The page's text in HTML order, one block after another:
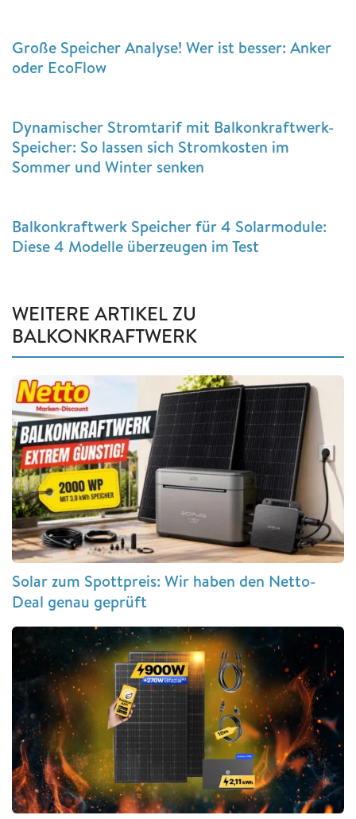
Große Speicher Analyse! Wer ist besser: Anker
oder EcoFlow
Dynamischer Stromtarif mit Balkonkraftwerk-
Speicher: So lassen sich Stromkosten im
Sommer und Winter senken
Balkonkraftwerk Speicher für 4 Solarmodule:
Diese 4 Modelle überzeugen im Test
WEITERE ARTIKEL ZU
BALKONKRAFTWERK
Solar zum Spottpreis: Wir haben den Netto-
Deal genau geprüft